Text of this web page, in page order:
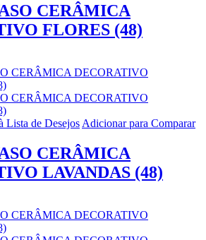
CERÂMICA
FLORES (48)
Lista de Desejos Adicionar para Comparar
CERÂMICA
LAVANDAS (48)